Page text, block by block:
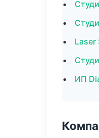
ИП